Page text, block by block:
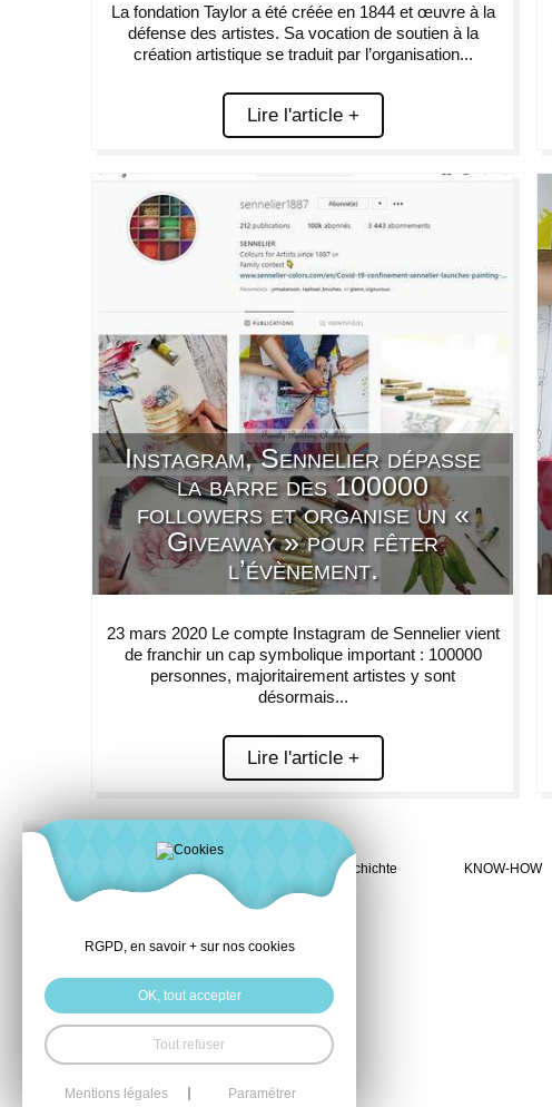
La fondation Taylor a été créée en 1844 et œuvre à la
défense des artistes. Sa vocation de soutien à la
création artistique se traduit par l’organisation...
Lire l'article +
Instagram, Sennelier dépasse
la barre des 100000
followers et organise un «
Giveaway » pour fêter
l’évènement.
23 mars 2020 Le compte Instagram de Sennelier vient
de franchir un cap symbolique important : 100000
personnes, majoritairement artistes y sont
désormais...
Lire l'article +
Geschichte KNOW-HOW
RGPD, en savoir + sur nos cookies
OK, tout accepter
Tout refuser
Mentions légales Paramétrer